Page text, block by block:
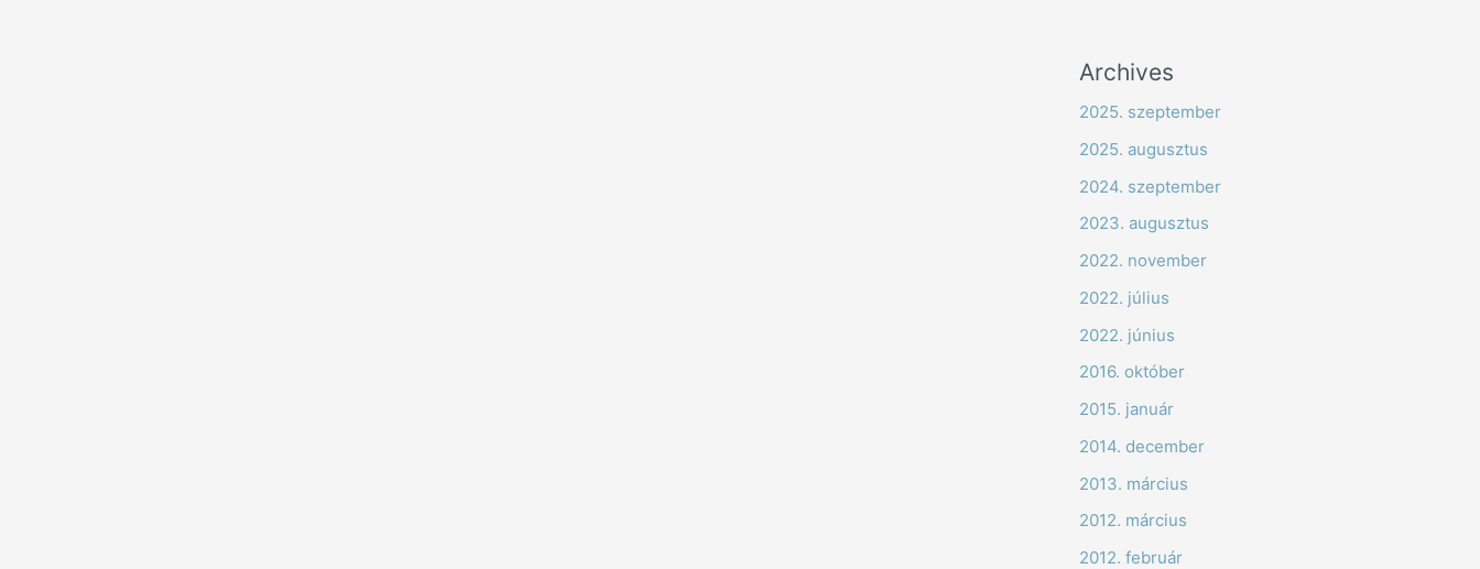
Archives
2025. szeptember
2025. augusztus
2024. szeptember
2023. augusztus
2022. november
2022. július
2022. június
2016. október
2015. január
2014. december
2013. március
2012. március
2012. február